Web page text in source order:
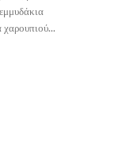
μπουκιά χαρουπιού...